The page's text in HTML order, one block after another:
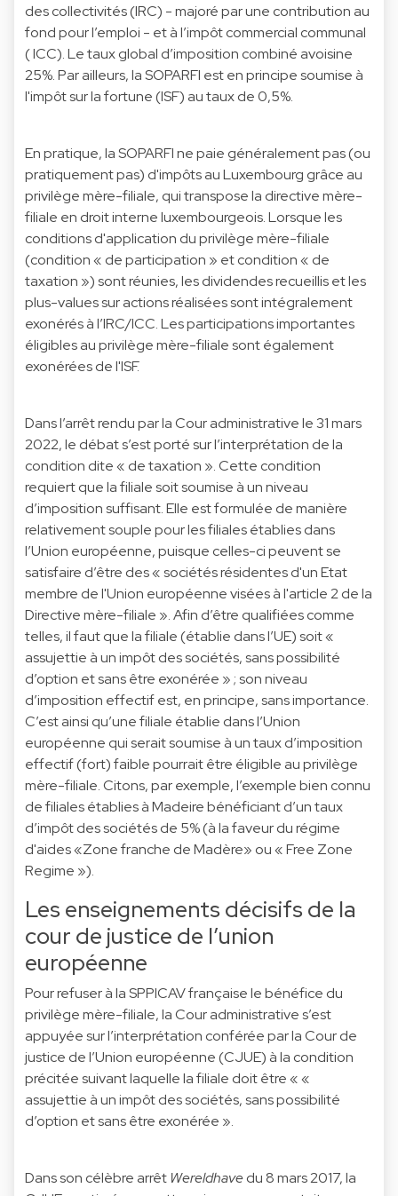
des collectivités (IRC) - majoré par une contribution au
fond pour l’emploi - et à l’impôt commercial communal
( ICC). Le taux global d’imposition combiné avoisine
25%. Par ailleurs, la SOPARFI est en principe soumise à
l'impôt sur la fortune (ISF) au taux de 0,5%.
En pratique, la SOPARFI ne paie généralement pas (ou
pratiquement pas) d'impôts au Luxembourg grâce au
privilège mère-filiale, qui transpose la directive mère-
filiale en droit interne luxembourgeois. Lorsque les
conditions d'application du privilège mère-filiale
(condition « de participation » et condition « de
taxation ») sont réunies, les dividendes recueillis et les
plus-values sur actions réalisées sont intégralement
exonérés à l’IRC/ICC. Les participations importantes
éligibles au privilège mère-filiale sont également
exonérées de l'ISF.
Dans l’arrêt rendu par la Cour administrative le 31 mars
2022, le débat s’est porté sur l’interprétation de la
condition dite « de taxation ». Cette condition
requiert que la filiale soit soumise à un niveau
d’imposition suffisant. Elle est formulée de manière
relativement souple pour les filiales établies dans
l’Union européenne, puisque celles-ci peuvent se
satisfaire d’être des « sociétés résidentes d'un Etat
membre de l'Union européenne visées à l'article 2 de la
Directive mère-filiale ». Afin d’être qualifiées comme
telles, il faut que la filiale (établie dans l’UE) soit «
assujettie à un impôt des sociétés, sans possibilité
d’option et sans être exonérée » ; son niveau
d’imposition effectif est, en principe, sans importance.
C’est ainsi qu’une filiale établie dans l’Union
européenne qui serait soumise à un taux d’imposition
effectif (fort) faible pourrait être éligible au privilège
mère-filiale. Citons, par exemple, l’exemple bien connu
de filiales établies à Madeire bénéficiant d’un taux
d’impôt des sociétés de 5% (à la faveur du régime
d'aides «Zone franche de Madère» ou « Free Zone
Regime »).
Les enseignements décisifs de la
cour de justice de l’union
européenne
Pour refuser à la SPPICAV française le bénéfice du
privilège mère-filiale, la Cour administrative s’est
appuyée sur l’interprétation conférée par la Cour de
justice de l’Union européenne (CJUE) à la condition
précitée suivant laquelle la filiale doit être « «
assujettie à un impôt des sociétés, sans possibilité
d’option et sans être exonérée ».
Dans son célèbre arrêt Wereldhavedu 8 mars 2017, la